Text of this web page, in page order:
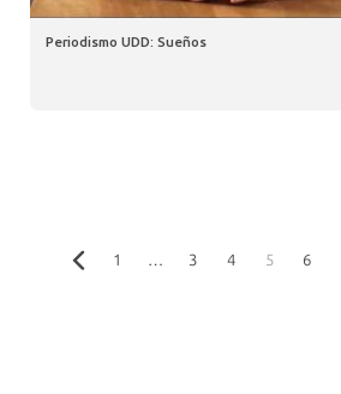
Periodismo UDD: Sueños
1 … 3 4 5 6